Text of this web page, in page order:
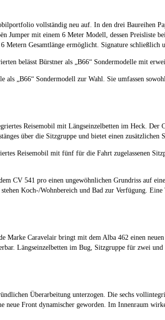
vollständig neu auf. In den drei Baureihen
Jumper mit einem 6 Meter Modell, dessen Preisliste
Metern Gesamtlänge ermöglicht. Signature
belässt Bürstner als „B66“ Sondermodelle mit
als „B66“ Sondermodell zur Wahl. Sie umfassen
Reisemobil mit Längseinzelbetten im Heck.
über die Sitzgruppe und bietet einen
Reisemobil mit fünf für die Fahrt zugelassenen
CV 541 pro einen ungewöhnlichen Grundriss auf
Koch-/Wohnbereich und Bad zur Verfügung.
Marke Caravelair bringt mit dem Alba 462 einen
Längseinzelbetten im Bug, Sitzgruppe für zwei
Überarbeitung unterzogen. Die sechs
neue Front dynamischer geworden. Im Innenraum